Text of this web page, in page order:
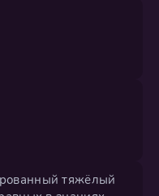
тяжёлый